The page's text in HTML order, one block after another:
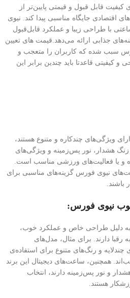
کیفیت قابل قبول و قیمتی پایین‌تر از
اقتصادی جایگاه مناسبی پیدا کند. نیوی
با طراحی زیبا و عملکرد قابل‌قبول
جذابی ارائه می‌دهد.قیمت های تعیین
سبب شده که کاربران را متعجب و
قاعدتا باید چندین برابر این
ویژگی‌های چندکاره و متنوع هستند،
زنگ هشدار، نور پس‌زمینه و ویژگی‌های
و یا فعالیت‌های ورزشی مناسب است.
نیوی فورس گزینه‌های مناسبی برای
باشند.
نیوی فورس:
دلیل طراحی خاص و عملکرد خوب،
رقبا دارند. برای مثال، مدل‌های
و رنگ‌های متنوع برای استفاده‌ی
همچنین، ساعت‌های دیجیتال این برند
و نور پس‌زمینه دارند، انتخاب
هستند.